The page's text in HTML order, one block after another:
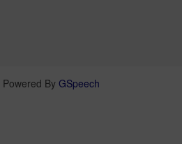
Powered By GSpeech